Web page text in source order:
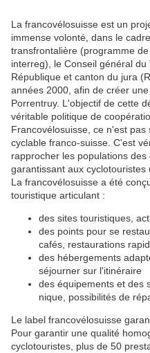
La francovélosuisse est un
immense volonté, dans le
transfrontalière (programme
interreg), le Conseil général
République et canton du jura
années 2000, afin de créer
Porrentruy. L'objectif de cette
véritable politique de
Francovélosuisse, ce n'est
cyclable franco-suisse. C'est
rapprocher les populations
garantissant aux cyclotouristes
La francovélosuisse a été
touristique articulant :
des sites touristiques,
des points pour se
cafés, restaurations
des hébergements
séjourner sur l'itinéraire
des équipements et des
nique, possibilités de
Le label francovélosuisse
Pour garantir une qualité
cyclotouristes, plus de 50